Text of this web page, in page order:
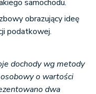
samochodu.
obrazujący ideę
podatkowej.
dochody wg metody
o wartości
dwa